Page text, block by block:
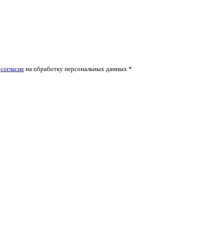
согласие на обработку персональных данных *